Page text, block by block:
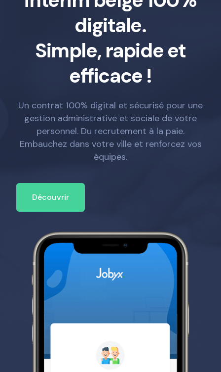
digitale.
Simple, rapide et
efficace !
Un contrat 100% digital et sécurisé pour une
gestion administrative et sociale de votre
personnel. Du recrutement à la paie.
Embauchez dans votre ville et renforcez vos
équipes.
Découvrir